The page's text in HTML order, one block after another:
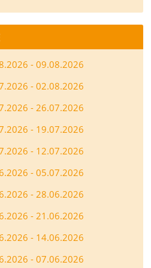
- 09.08.2026
- 02.08.2026
- 26.07.2026
- 19.07.2026
- 12.07.2026
- 05.07.2026
- 28.06.2026
- 21.06.2026
- 14.06.2026
- 07.06.2026